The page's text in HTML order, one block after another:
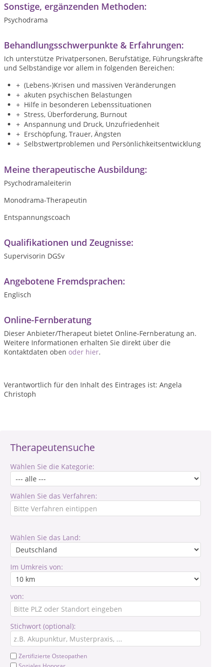
Therapeutensuche
Wählen Sie die Kategorie:
Wählen Sie das Verfahren:
Wählen Sie das Land:
Im Umkreis von:
von:
Stichwort (optional):
Zertifizierte Osteopathen
Sonstige, ergänzenden Methoden:
Psychodrama
Behandlungsschwerpunkte & Erfahrungen:
Ich unterstütze Privatpersonen, Berufstätige, Führungskräfte
und Selbständige vor allem in folgenden Bereichen:
+ (Lebens-)Krisen und massiven Veränderungen
+ akuten psychischen Belastungen
+ Hilfe in besonderen Lebenssituationen
+ Stress, Überforderung, Burnout
+ Anspannung und Druck, Unzufriedenheit
+ Erschöpfung, Trauer, Ängsten
+ Selbstwertproblemen und Persönlichkeitsentwicklung
Meine therapeutische Ausbildung:
Psychodramaleiterin
Monodrama-Therapeutin
Entspannungscoach
Qualifikationen und Zeugnisse:
Supervisorin DGSv
Angebotene Fremdsprachen:
Englisch
Online-Fernberatung
Dieser Anbieter/Therapeut bietet Online-Fernberatung an.
Weitere Informationen erhalten Sie direkt über die
Kontaktdaten oben oder hier.
Verantwortlich für den Inhalt des Eintrages ist: Angela
Christoph